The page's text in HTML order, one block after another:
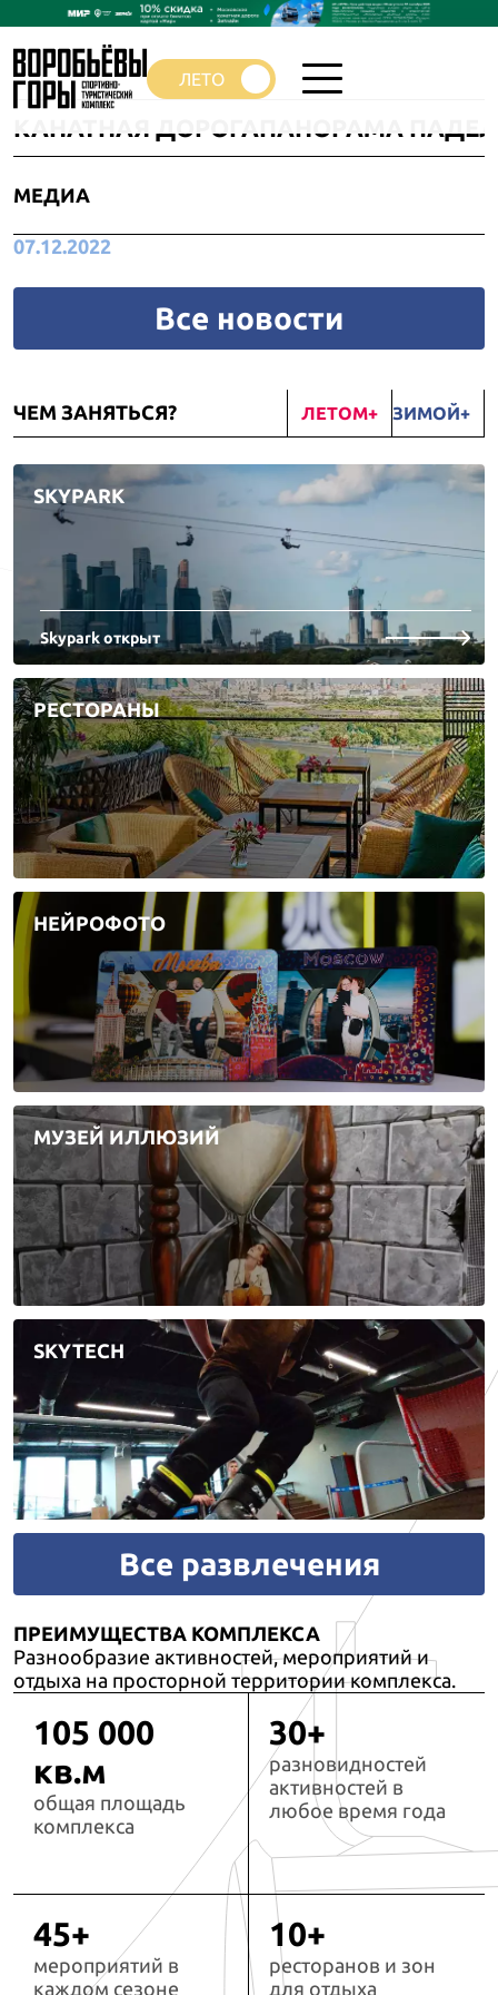
КАНАТНАЯ ДОРОГАПАНОРАМА ПАДЕЛ
МЕДИА
07.12.2022
Все новости
ЧЕМ ЗАНЯТЬСЯ? ЛЕТОМ ЗИМОЙ
SKYPARK
Skypark открыт
РЕСТОРАНЫ
НЕЙРОФОТО
МУЗЕЙ ИЛЛЮЗИЙ
SKYTECH
Все развлечения
ПРЕИМУЩЕСТВА КОМПЛЕКСА
Разнообразие активностей, мероприятий и
отдыха на просторной территории комплекса.
105 000
кв.м
общая площадь
комплекса
30+
разновидностей
активностей в
любое время года
45+
мероприятий в
каждом сезоне
10+
ресторанов и зон
для отдыха